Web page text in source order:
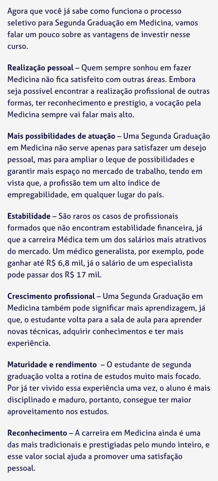
Agora que você já sabe como funciona o processo
seletivo para Segunda Graduação em Medicina, vamos
falar um pouco sobre as vantagens de investir nesse
curso.
Realização pessoal– Quem sempre sonhou em fazer
Medicina não fica satisfeito com outras áreas. Embora
seja possível encontrar a realização profissional de outras
formas, ter reconhecimento e prestígio, a vocação pela
Medicina sempre vai falar mais alto.
Mais possibilidades de atuação– Uma Segunda Graduação
em Medicina não serve apenas para satisfazer um desejo
pessoal, mas para ampliar o leque de possibilidades e
garantir mais espaço no mercado de trabalho, tendo em
vista que, a profissão tem um alto índice de
empregabilidade, em qualquer lugar do país.
Estabilidade– São raros os casos de profissionais
formados que não encontram estabilidade financeira, já
que a carreira Médica tem um dos salários mais atrativos
do mercado. Um médico generalista, por exemplo, pode
ganhar até R$ 6,8 mil, já o salário de um especialista
pode passar dos R$ 17 mil.
Crescimento profissional– Uma Segunda Graduação em
Medicina também pode significar mais aprendizagem, já
que, o estudante volta para a sala de aula para aprender
novas técnicas, adquirir conhecimentos e ter mais
experiência.
Maturidade e rendimento – O estudante de segunda
graduação volta a rotina de estudos muito mais focado.
Por já ter vivido essa experiência uma vez, o aluno é mais
disciplinado e maduro, portanto, consegue ter maior
aproveitamento nos estudos.
Reconhecimento– A carreira em Medicina ainda é uma
das mais tradicionais e prestigiadas pelo mundo inteiro, e
esse valor social ajuda a promover uma satisfação
pessoal.